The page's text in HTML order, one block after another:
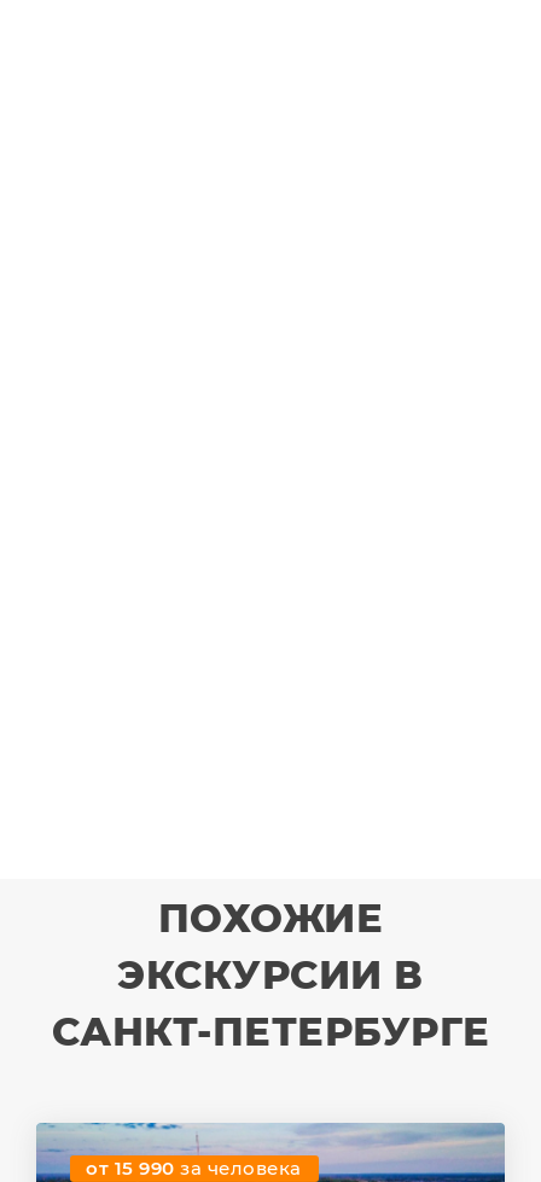
ПОХОЖИЕ
ЭКСКУРСИИ В
САНКТ-ПЕТЕРБУРГЕ
от 15 990за человека